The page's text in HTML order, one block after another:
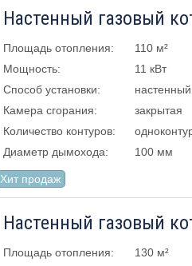
Настенный газовый
Площадь отопления:
110 м²
Мощность:
11 кВт
Способ установки:
настенный
Камера сгорания:
закрытая
Количество контуров:
Диаметр дымохода:
100 мм
Хит продаж
Настенный газовый
Площадь отопления:
130 м²